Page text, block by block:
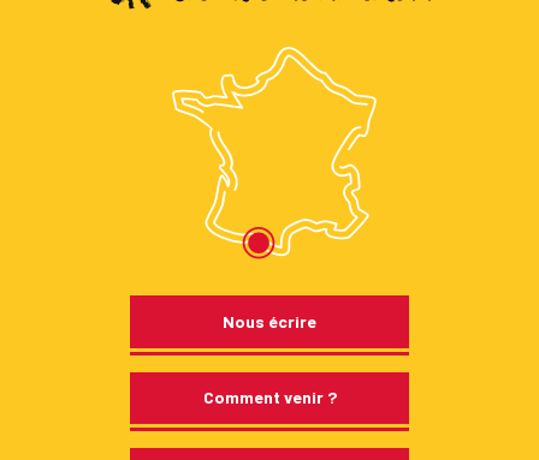
Nous écrire
Comment venir ?